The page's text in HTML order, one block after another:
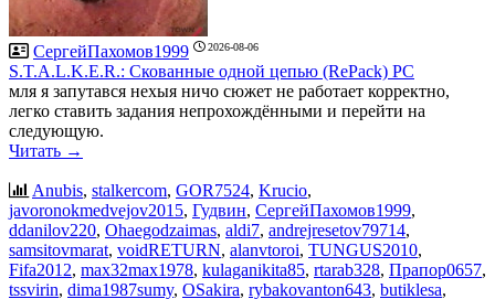
СергейПахомов1999 2026-08-06
S.T.A.L.K.E.R.: Скованные одной цепью (RePack) PC
мля я запутався нехыя ничо сюжет не работает корректно,
легко ставить задания непрохождёнными и перейти на
следующую.
Читать →
Anubis, stalkercom, GOR7524, Krucio,
javoronokmedvejov2015, Гудвин, СергейПахомов1999,
ddanilov220, Ohaegodzaimas, aldi7, andrejresetov79714,
samsitovmarat, voidRETURN, alanvtoroi, TUNGUS2010,
Fifa2012, max32max1978, kulaganikita85, rtarab328, Прапор0657,
tssvirin, dima1987sumy, OSakira, rybakovanton643, butiklesa,